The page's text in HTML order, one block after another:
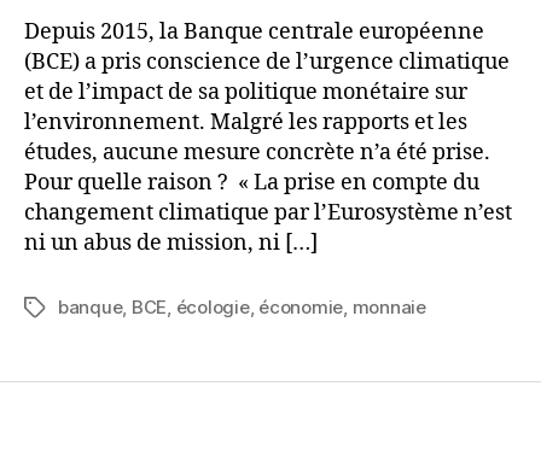
Depuis 2015, la Banque centrale européenne
(BCE) a pris conscience de l’urgence climatique
et de l’impact de sa politique monétaire sur
l’environnement. Malgré les rapports et les
études, aucune mesure concrète n’a été prise.
Pour quelle raison ? « La prise en compte du
changement climatique par l’Eurosystème n’est
ni un abus de mission, ni […]
Étiquettes
banque, BCE écologie, économie monnaie